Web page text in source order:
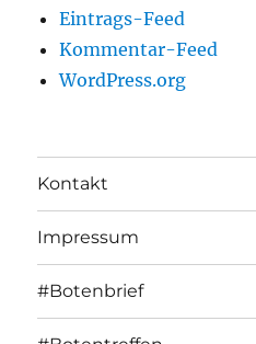
Eintrags-Feed
Kommentar-Feed
WordPress.org
Kontakt
Impressum
#Botenbrief